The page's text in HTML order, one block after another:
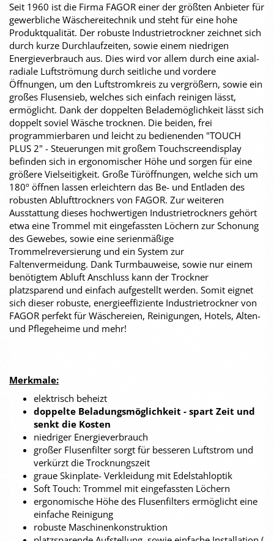
Seit 1960 ist die Firma FAGOR einer der größten Anbieter für
gewerbliche Wäschereitechnik und steht für eine hohe
Produktqualität. Der robuste Industrietrockner zeichnet sich
durch kurze Durchlaufzeiten, sowie einem niedrigen
Energieverbrauch aus. Dies wird vor allem durch eine axial-
radiale Luftströmung durch seitliche und vordere
Öffnungen, um den Luftstromkreis zu vergrößern, sowie ein
großes Flusensieb, welches sich einfach reinigen lässt,
ermöglicht. Dank der doppelten Belademöglichkeit lässt sich
doppelt soviel Wäsche trocknen. Die beiden, frei
programmierbaren und leicht zu bedienenden "TOUCH
PLUS 2" - Steuerungen mit großem Touchscreendisplay
befinden sich in ergonomischer Höhe und sorgen für eine
größere Vielseitigkeit. Große Türöffnungen, welche sich um
180º öffnen lassen erleichtern das Be- und Entladen des
robusten Ablufttrockners von FAGOR. Zur weiteren
Ausstattung dieses hochwertigen Industrietrockners gehört
etwa eine Trommel mit eingefassten Löchern zur Schonung
des Gewebes, sowie eine serienmäßige
Trommelreversierung und ein System zur
Faltenvermeidung. Dank Turmbauweise, sowie nur einem
benötigtem Abluft Anschluss kann der Trockner
platzsparend und einfach aufgestellt werden. Somit eignet
sich dieser robuste, energieeffiziente Industrietrockner von
FAGOR perfekt für Wäschereien, Reinigungen, Hotels, Alten-
und Pflegeheime und mehr!
Merkmale:
elektrisch beheizt
doppelte Beladungsmöglichkeit - spart Zeit und
senkt die Kosten
niedriger Energieverbrauch
großer Flusenfilter sorgt für besseren Luftstrom und
verkürzt die Trocknungszeit
graue Skinplate- Verkleidung mit Edelstahloptik
Soft Touch: Trommel mit eingefassten Löchern
ergonomische Höhe des Flusenfilters ermöglicht eine
einfache Reinigung
robuste Maschinenkonstruktion